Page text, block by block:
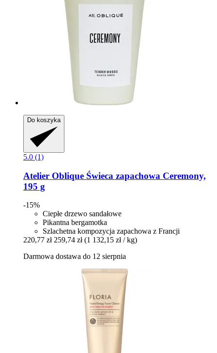
Do koszyka
5.0 (1)
Atelier Oblique Świeca zapachowa Ceremony,
195 g
-15%
Ciepłe drzewo sandałowe
Pikantna bergamotka
Szlachetna kompozycja zapachowa z Francji
220,77 zł 259,74 zł (1 132,15 zł / kg)
Darmowa dostawa do 12 sierpnia